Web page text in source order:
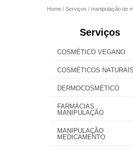
Home Serviços manipulação de
Serviços
COSMÉTICO VEGANO
COSMÉTICOS NATURAIS
DERMOCOSMÉTICO
FARMÁCIAS
MANIPULAÇÃO
MANIPULAÇÃO
MEDICAMENTO